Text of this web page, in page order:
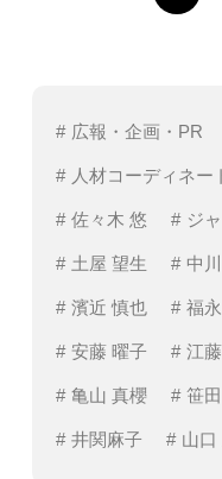
広報・企画・PR
人材コーディネー
佐々木 悠 ジ
土屋 望生 中
濱近 慎也 福
安藤 曜子 江
亀山 真櫻 笹
井関麻子 山口